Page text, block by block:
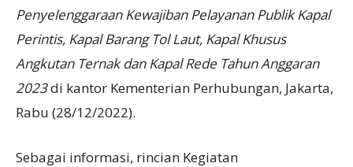
Penyelenggaraan Kewajiban Pelayanan Publik Kapal
Perintis, Kapal Barang Tol Laut, Kapal Khusus
Angkutan Ternak dan Kapal Rede Tahun Anggaran
2023di kantor Kementerian Perhubungan, Jakarta,
Rabu (28/12/2022).
Sebagai informasi, rincian Kegiatan